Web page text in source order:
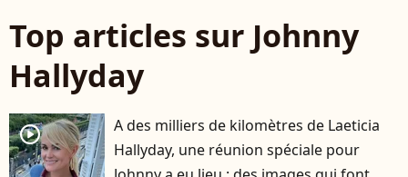
Top articles sur Johnny
Hallyday
player2
A des milliers de kilomètres de Laeticia
Hallyday, une réunion spéciale pour